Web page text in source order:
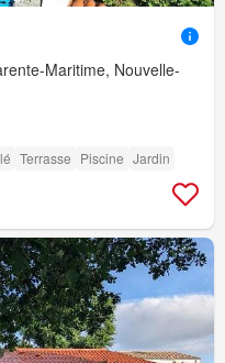
Maritime, Nouvelle-
Terrasse Piscine Jardin